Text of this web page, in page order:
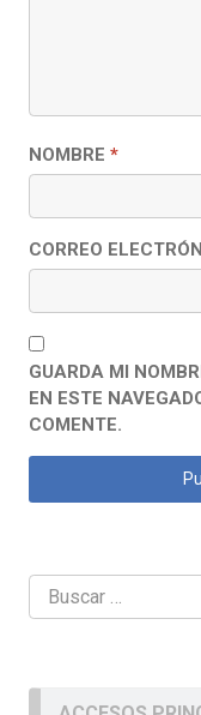
NOMBRE *
CORREO
GUARDA MI
EN ESTE
COMENTE.
Buscar: